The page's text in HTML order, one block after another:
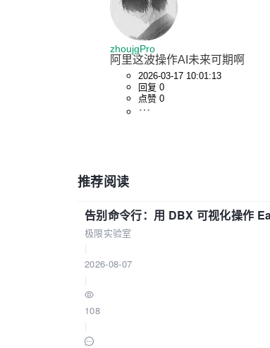
zhoujgPro
阿里这波操作AI未来可期啊
2026-03-17 10:01:13
回复 0
点赞 0
推荐阅读
告别命令行：用 DBX 可视化操作
极限实验室
2026-08-07
108